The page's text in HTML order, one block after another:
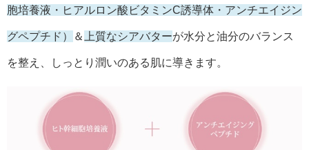
胞培養液・ヒアルロン酸ビタミンC誘導体・アンチエイジン
グペプチド） ＆ 上質なシアバターが水分と油分のバランス
を整え、しっとり潤いのある肌に導きます。